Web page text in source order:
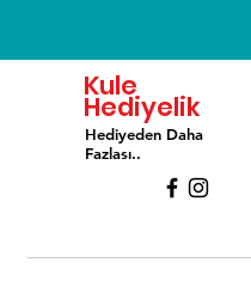
Kule
Hediyelik
Hediyeden Daha
Fazlası..